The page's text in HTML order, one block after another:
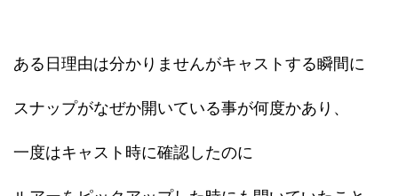
ある日理由は分かりませんがキャストする瞬間に
スナップがなぜか開いている事が何度かあり、
一度はキャスト時に確認したのに